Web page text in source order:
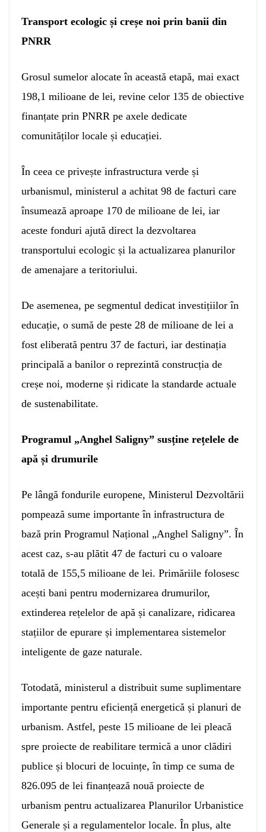
Transport ecologic și creșe noi prin banii din
PNRR
Grosul sumelor alocate în această etapă, mai exact
198,1 milioane de lei, revine celor 135 de obiective
finanțate prin PNRR pe axele dedicate
comunităților locale și educației.
În ceea ce privește infrastructura verde și
urbanismul, ministerul a achitat 98 de facturi care
însumează aproape 170 de milioane de lei, iar
aceste fonduri ajută direct la dezvoltarea
transportului ecologic și la actualizarea planurilor
de amenajare a teritoriului.
De asemenea, pe segmentul dedicat investițiilor în
educație, o sumă de peste 28 de milioane de lei a
fost eliberată pentru 37 de facturi, iar destinația
principală a banilor o reprezintă construcția de
creșe noi, moderne și ridicate la standarde actuale
de sustenabilitate.
Programul „Anghel Saligny” susține rețelele de
apă și drumurile
Pe lângă fondurile europene, Ministerul Dezvoltării
pompează sume importante în infrastructura de
bază prin Programul Național „Anghel Saligny”. În
acest caz, s-au plătit 47 de facturi cu o valoare
totală de 155,5 milioane de lei. Primăriile folosesc
acești bani pentru modernizarea drumurilor,
extinderea rețelelor de apă și canalizare, ridicarea
stațiilor de epurare și implementarea sistemelor
inteligente de gaze naturale.
Totodată, ministerul a distribuit sume suplimentare
importante pentru eficiență energetică și planuri de
urbanism. Astfel, peste 15 milioane de lei pleacă
spre proiecte de reabilitare termică a unor clădiri
publice și blocuri de locuințe, în timp ce suma de
826.095 de lei finanțează nouă proiecte de
urbanism pentru actualizarea Planurilor Urbanistice
Generale și a regulamentelor locale. În plus, alte